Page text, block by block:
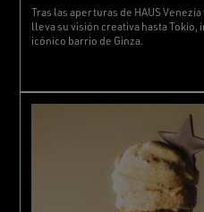
Tras las aperturas de HAUS
lleva su visión creativa hasta
icónico barrio de Ginza.